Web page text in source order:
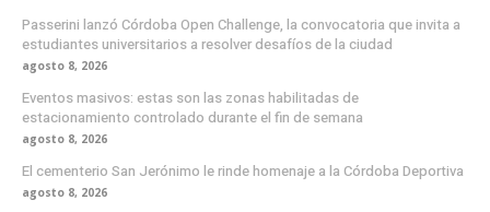
Passerini lanzó Córdoba Open Challenge, la convocatoria que invita a
estudiantes universitarios a resolver desafíos de la ciudad
agosto 8, 2026
Eventos masivos: estas son las zonas habilitadas de
estacionamiento controlado durante el fin de semana
agosto 8, 2026
El cementerio San Jerónimo le rinde homenaje a la Córdoba Deportiva
agosto 8, 2026